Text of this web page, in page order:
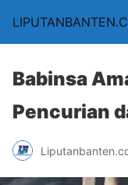
Babinsa
Pencurian